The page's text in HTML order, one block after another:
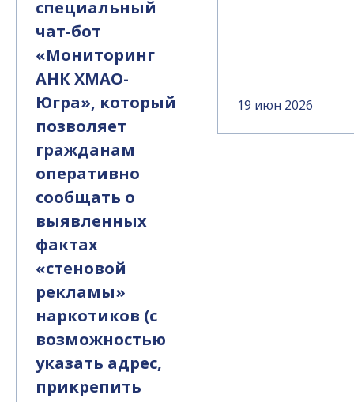
специальный
чат-бот
«Мониторинг
АНК ХМАО-
Югра», который
позволяет
гражданам
оперативно
сообщать о
выявленных
фактах
«стеновой
рекламы»
наркотиков (с
возможностью
указать адрес,
прикрепить
19 июн 2026